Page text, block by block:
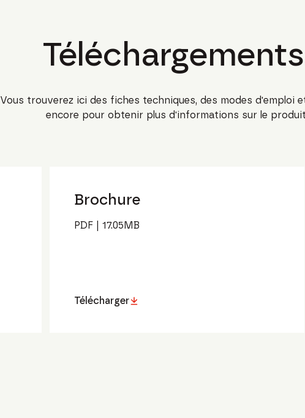
Vous trouverez ici des fiches techniques, des modes d'emploi
encore pour obtenir plus d'informations sur le
Brochure
PDF |17.05MB
Télécharger